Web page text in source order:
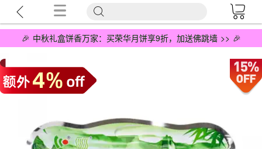
🎉 中秋礼盒饼香万家：买荣华月饼享9折，加送佛跳墙 >> 🎉